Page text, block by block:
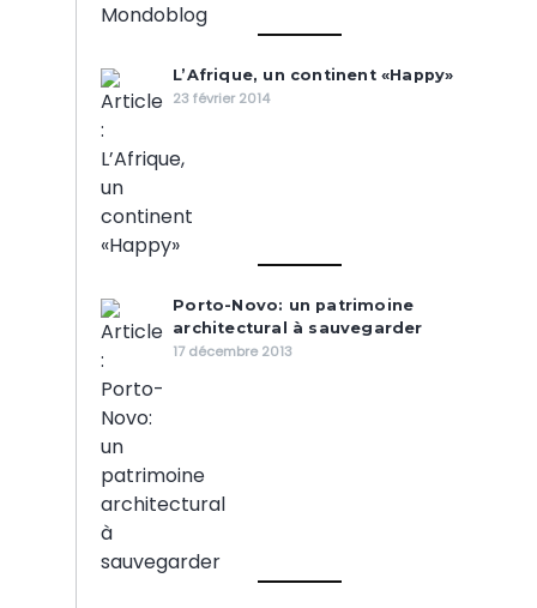
L’Afrique, un continent «Happy»
23 février 2014
Porto-Novo: un patrimoine
architectural à sauvegarder
17 décembre 2013